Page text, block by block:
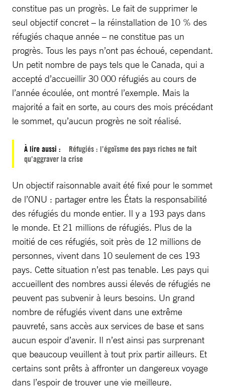
constitue pas un progrès. Le fait de supprimer le
seul objectif concret – la réinstallation de 10 % des
réfugiés chaque année – ne constitue pas un
progrès. Tous les pays n’ont pas échoué, cependant.
Un petit nombre de pays tels que le Canada, qui a
accepté d’accueillir 30 000 réfugiés au cours de
l’année écoulée, ont montré l’exemple. Mais la
majorité a fait en sorte, au cours des mois précédant
le sommet, qu’aucun progrès ne soit réalisé.
À lire aussi :
Réfugiés : l’égoïsme des pays riches ne fait
qu’aggraver la crise
Un objectif raisonnable avait été fixé pour le sommet
de l’ONU : partager entre les États la responsabilité
des réfugiés du monde entier. Il y a 193 pays dans
le monde. Et 21 millions de réfugiés. Plus de la
moitié de ces réfugiés, soit près de 12 millions de
personnes, vivent dans 10 seulement de ces 193
pays. Cette situation n’est pas tenable. Les pays qui
accueillent des nombres aussi élevés de réfugiés ne
peuvent pas subvenir à leurs besoins. Un grand
nombre de réfugiés vivent dans une extrême
pauvreté, sans accès aux services de base et sans
aucun espoir d’avenir. Il n’est ainsi pas surprenant
que beaucoup veuillent à tout prix partir ailleurs. Et
certains sont prêts à affronter un dangereux voyage
dans l’espoir de trouver une vie meilleure.